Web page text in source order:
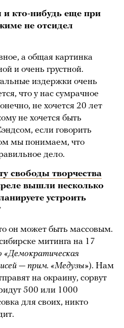
кто-нибудь еще при
не отсидел
а общая картинка
и очень грустной.
издержки очень
что у нас сумрачное
не хочется 20 лет
не хочется быть
если говорить
мы понимаем, что
дело.
свободы творчества
вышли несколько
устроить
он может быть массовым.
митинга на 17
«Демократическая
— прим. «Медузы»). Нам
на окраину, сорвут
500 или 1000
для своих, никто